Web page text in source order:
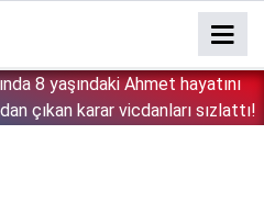
8 yaşındaki Ahmet hayatını
çıkan karar vicdanları sızlattı!